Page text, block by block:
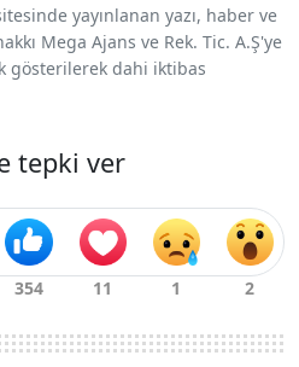
yayınlanan yazı, haber ve
Mega Ajans ve Rek. Tic. A.Ş'ye
gösterilerek dahi iktibas
tepki ver